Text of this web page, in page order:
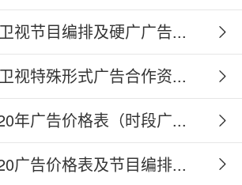
视节目编排及硬广广告...
视特殊形式广告合作资...
年广告价格表（时段广...
广告价格表及节目编排...